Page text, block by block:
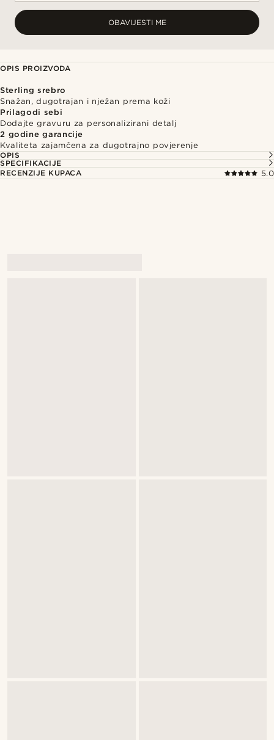
OBAVIJESTI ME
OPIS PROIZVODA
Sterling srebro
Snažan, dugotrajan i nježan prema koži
Prilagodi sebi
Dodajte gravuru za personalizirani detalj
2 godine garancije
Kvaliteta zajamčena za dugotrajno povjerenje
OPIS
SPECIFIKACIJE
RECENZIJE KUPACA
5.0